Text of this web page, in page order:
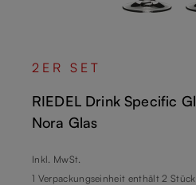
2ER SET
RIEDEL Drink Specific
Nora Glas
Regulärer Preis:
Inkl. MwSt.
1 Verpackungseinheit enthält 2 Stück.